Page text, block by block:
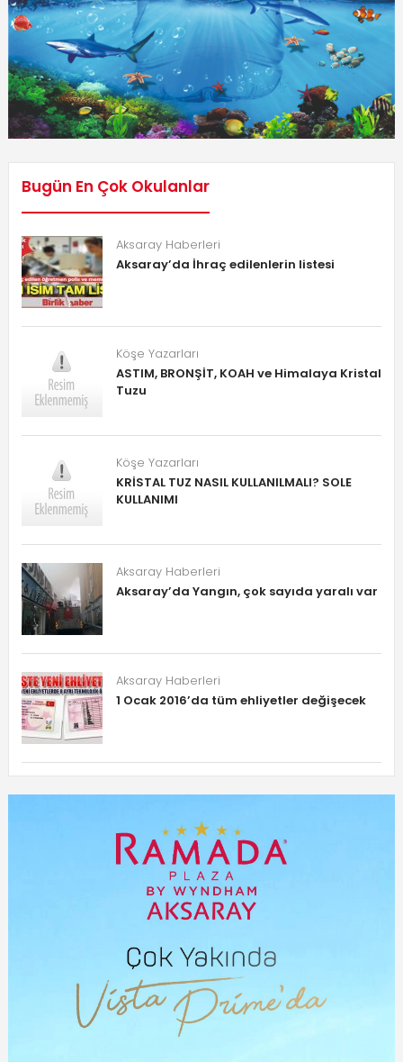
Bugün En Çok Okulanlar
Aksaray Haberleri
Aksaray’da İhraç edilenlerin listesi
Köşe Yazarları
ASTIM, BRONŞİT, KOAH ve Himalaya Kristal
Tuzu
Köşe Yazarları
KRİSTAL TUZ NASIL KULLANILMALI? SOLE
KULLANIMI
Aksaray Haberleri
Aksaray’da Yangın, çok sayıda yaralı var
Aksaray Haberleri
1 Ocak 2016’da tüm ehliyetler değişecek